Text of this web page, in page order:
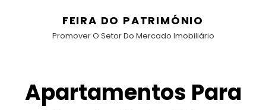
FEIRA DO PATRIMÓNIO
Promover O Setor Do Mercado Imobiliário
Apartamentos Para